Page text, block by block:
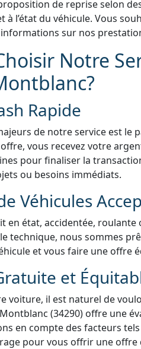
de reprise selon
à l’état du véhicule. Vous
sur nos
Notre
Rapide
de notre service est
vous recevez votre
pour finaliser la
ou besoins immédiats.
Véhicules
en état, accidentée,
technique, nous sommes
et vous faire une offre
et
voiture, il est naturel de
(34290) offre une
en compte des facteurs tels
pour vous offrir une offre